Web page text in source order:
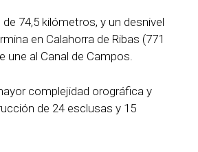
74,5 kilómetros, y un desnivel
en Calahorra de Ribas (771
une al Canal de Campos.
complejidad orográfica y
de 24 esclusas y 15